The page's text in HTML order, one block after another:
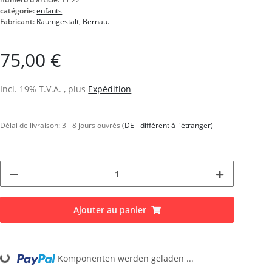
catégorie:enfants
Fabricant: Raumgestalt, Bernau.
75,00 €
Incl. 19% T.V.A. , plus Expédition
Délai de livraison:3 - 8 jours ouvrés(DE - différent à l'étranger)
Ajouter au panier
Komponenten werden geladen ...